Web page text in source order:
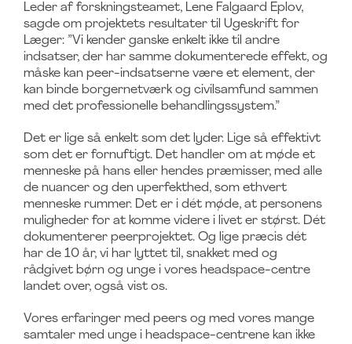
Leder af forskningsteamet, Lene Falgaard Eplov,
sagde om projektets resultater til Ugeskrift for
Læger: ”Vi kender ganske enkelt ikke til andre
indsatser, der har samme dokumenterede effekt, og
måske kan peer-indsatserne være et element, der
kan binde borgernetværk og civilsamfund sammen
med det professionelle behandlingssystem.”
Det er lige så enkelt som det lyder. Lige så effektivt
som det er fornuftigt. Det handler om at møde et
menneske på hans eller hendes præmisser, med alle
de nuancer og den uperfekthed, som ethvert
menneske rummer. Det er i dét møde, at personens
muligheder for at komme videre i livet er størst. Dét
dokumenterer peerprojektet. Og lige præcis dét
har de 10 år, vi har lyttet til, snakket med og
rådgivet børn og unge i vores headspace-centre
landet over, også vist os.
Vores erfaringer med peers og med vores mange
samtaler med unge i headspace-centrene kan ikke